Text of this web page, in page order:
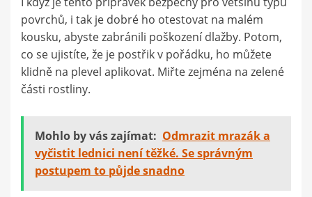
povrchů, i tak je dobré ho otestovat na malém
kousku, abyste zabránili poškození dlažby. Potom,
co se ujistíte, že je postřik v pořádku, ho můžete
klidně na plevel aplikovat. Miřte zejména na zelené
části rostliny.
Mohlo by vás zajímat: Odmrazit mrazák a
vyčistit lednici není těžké. Se správným
postupem to půjde snadno